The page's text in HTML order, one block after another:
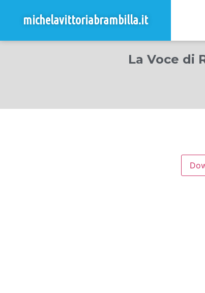
michelavittoriabrambilla.it
La Voce di